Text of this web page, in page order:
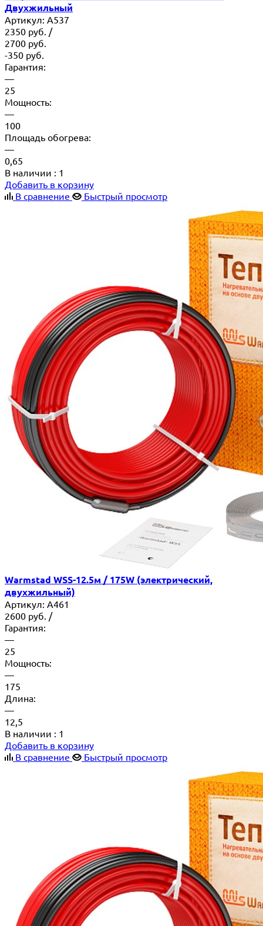
Двухжильный
Артикул: A537
2350 руб. /
2700 руб.
-350 руб.
Гарантия:
—
25
Мощность:
—
100
Площадь обогрева:
—
0,65
В наличии : 1
Добавить в корзину
В сравнение
Быстрый просмотр
Warmstad WSS-12.5м / 175W (электрический,
двухжильный)
Артикул: A461
2600 руб. /
Гарантия:
—
25
Мощность:
—
175
Длина:
—
12,5
В наличии : 1
Добавить в корзину
В сравнение
Быстрый просмотр